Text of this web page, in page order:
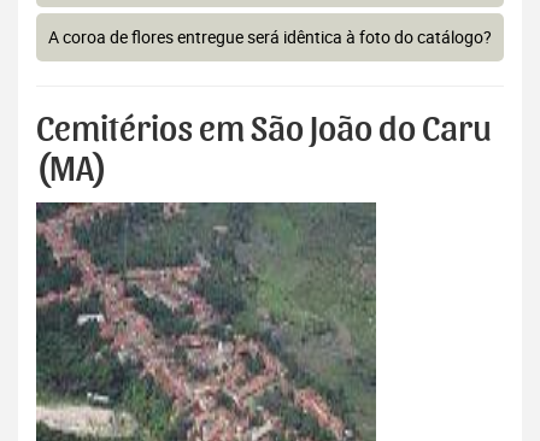
A coroa de flores entregue será idêntica à foto do catálogo?
Cemitérios em São João do Caru
(MA)